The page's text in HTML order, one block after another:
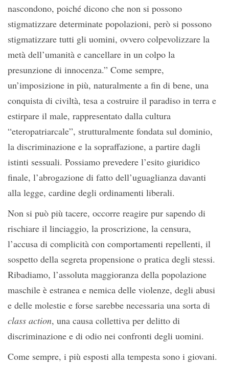
nascondono, poiché dicono che non si possono
stigmatizzare determinate popolazioni, però si possono
stigmatizzare tutti gli uomini, ovvero colpevolizzare la
metà dell’umanità e cancellare in un colpo la
presunzione di innocenza.” Come sempre,
un’imposizione in più, naturalmente a fin di bene, una
conquista di civiltà, tesa a costruire il paradiso in terra e
estirpare il male, rappresentato dalla cultura
“eteropatriarcale”, strutturalmente fondata sul dominio,
la discriminazione e la sopraffazione, a partire dagli
istinti sessuali. Possiamo prevedere l’esito giuridico
finale, l’abrogazione di fatto dell’uguaglianza davanti
alla legge, cardine degli ordinamenti liberali.
Non si può più tacere, occorre reagire pur sapendo di
rischiare il linciaggio, la proscrizione, la censura,
l’accusa di complicità con comportamenti repellenti, il
sospetto della segreta propensione o pratica degli stessi.
Ribadiamo, l’assoluta maggioranza della popolazione
maschile è estranea e nemica delle violenze, degli abusi
e delle molestie e forse sarebbe necessaria una sorta di
class action, una causa collettiva per delitto di
discriminazione e di odio nei confronti degli uomini.
Come sempre, i più esposti alla tempesta sono i giovani.